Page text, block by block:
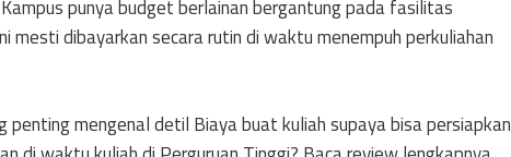
punya budget berlainan bergantung pada fasilitas
mesti dibayarkan secara rutin di waktu menempuh perkuliahan
penting mengenal detil Biaya buat kuliah supaya bisa persiapkan